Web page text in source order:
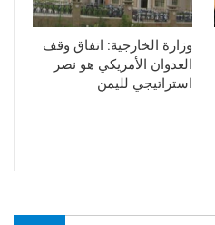
وزارة الخارجية: اتفاق وقف
العدوان الأمريكي هو نصر
استراتيجي لليمن